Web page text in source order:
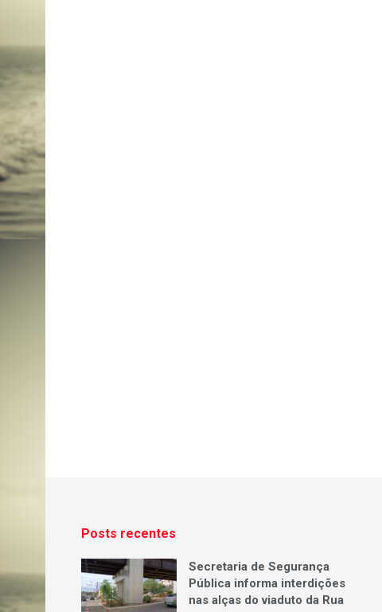
Posts recentes
Secretaria de Segurança
Pública informa interdições
nas alças do viaduto da Rua